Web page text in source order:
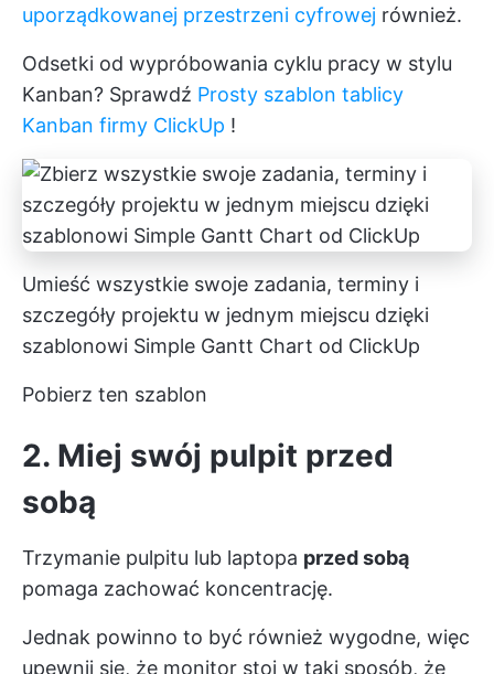
uporządkowanej przestrzeni cyfrowej również.
Odsetki od wypróbowania cyklu pracy w stylu
Kanban? Sprawdź Prosty szablon tablicy
Kanban firmy ClickUp !
Umieść wszystkie swoje zadania, terminy i
szczegóły projektu w jednym miejscu dzięki
szablonowi Simple Gantt Chart od ClickUp
Pobierz ten szablon
2. Miej swój pulpit przed
sobą
Trzymanie pulpitu lub laptopa przed sobą
pomaga zachować koncentrację.
Jednak powinno to być również wygodne, więc
upewnij się, że monitor stoi w taki sposób, że